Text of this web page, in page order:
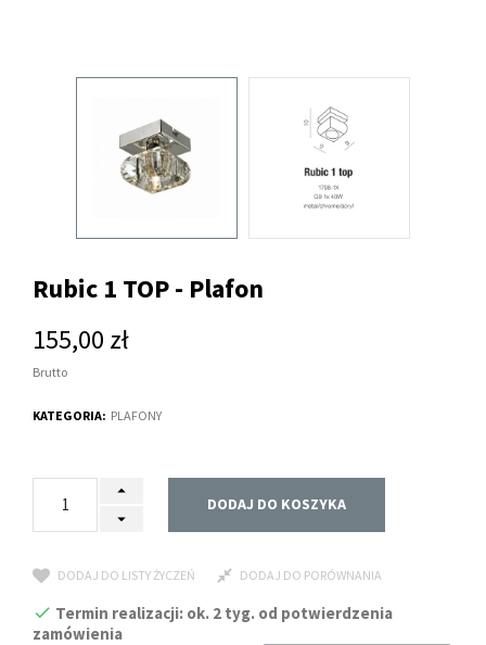
Rubic 1 TOP - Plafon
155,00 zł
Brutto
KATEGORIA: PLAFONY
DODAJ DO KOSZYKA
DODAJ DO LISTY ŻYCZEŃ DODAJ DO PORÓWNANIA
Termin realizacji: ok. 2 tyg. od potwierdzenia
zamówienia